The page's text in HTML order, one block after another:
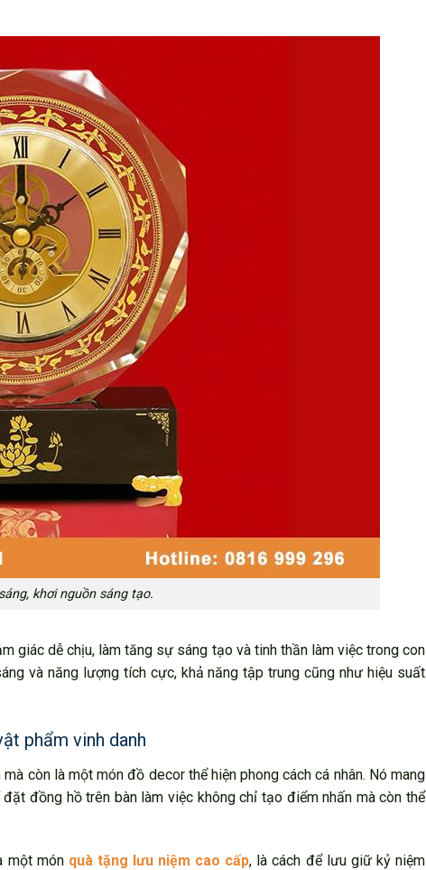
khơi nguồn sáng tạo.
giác dễ chịu, làm tăng sự sáng tạo và tinh thần làm việc trong con
và năng lượng tích cực, khả năng tập trung cũng như hiệu suất
phẩm vinh danh
còn là một món đồ decor thể hiện phong cách cá nhân. Nó mang
đồng hồ trên bàn làm việc không chỉ tạo điểm nhấn mà còn thể
một món quà tặng lưu niệm cao cấp, là cách để lưu giữ kỷ niệm